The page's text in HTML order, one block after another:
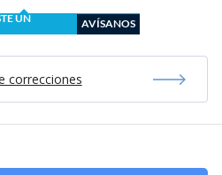
UN
AVÍSANOS
correcciones